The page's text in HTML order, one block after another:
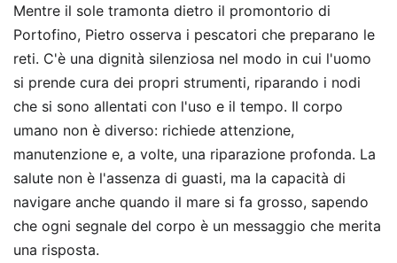
Mentre il sole tramonta dietro il promontorio di
Portofino, Pietro osserva i pescatori che preparano le
reti. C'è una dignità silenziosa nel modo in cui l'uomo
si prende cura dei propri strumenti, riparando i nodi
che si sono allentati con l'uso e il tempo. Il corpo
umano non è diverso: richiede attenzione,
manutenzione e, a volte, una riparazione profonda. La
salute non è l'assenza di guasti, ma la capacità di
navigare anche quando il mare si fa grosso, sapendo
che ogni segnale del corpo è un messaggio che merita
una risposta.